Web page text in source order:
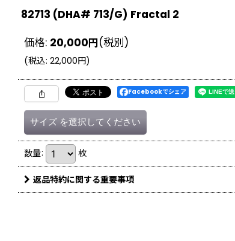
82713 (DHA# 713/G) Fractal 2
価格: 20,000円(税別)
(税込: 22,000円)
Facebookでシェア
サイズ を選択してください
数量: 枚
返品特約に関する重要事項